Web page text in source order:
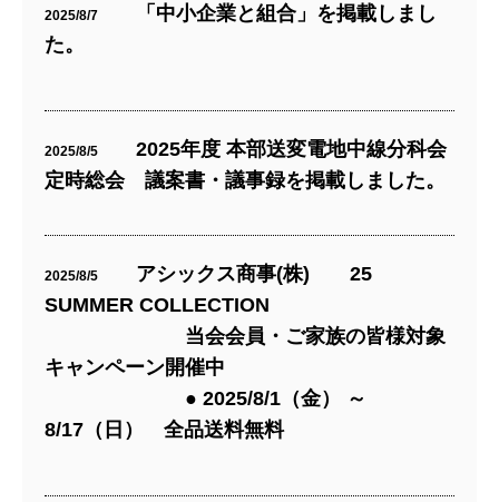
2025/8/7
「中小企業と組合」を掲載しまし
た。
2025/8/5
2025年度 本部送変電地中線分科会
定時総会 議案書・議事録を掲載しました。
2025/8/5
アシックス商事(株) 25
SUMMER COLLECTION
当会会員・ご家族の皆様対象
キャンペーン開催中
● 2025/8/1（金） ～
8/17（日） 全品送料無料